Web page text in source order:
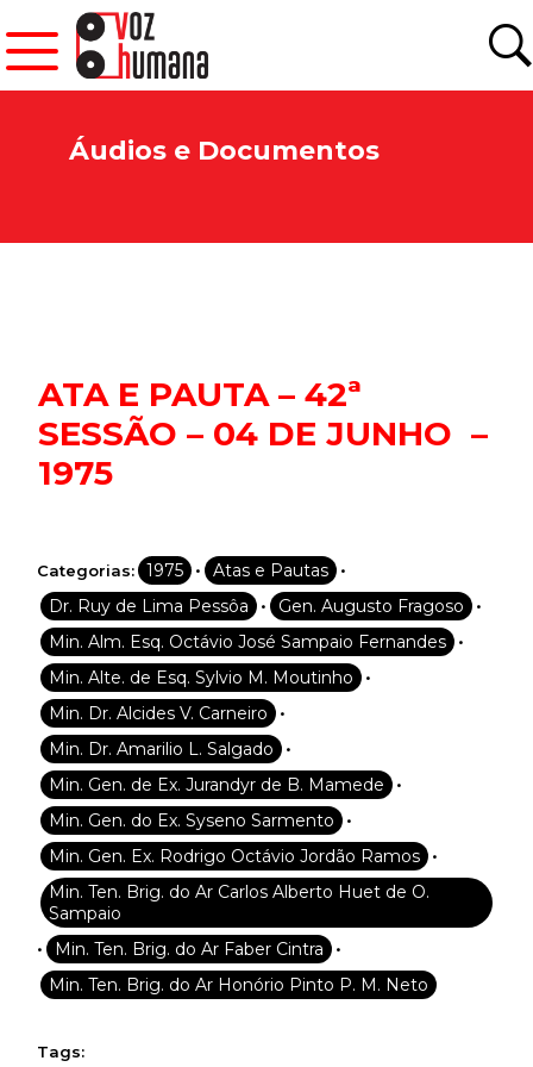
Áudios e Documentos
ATA E PAUTA – 42ª
SESSÃO – 04 DE JUNHO –
1975
Categorias: 1975 • Atas e Pautas •
Dr. Ruy de Lima Pessôa • Gen. Augusto Fragoso •
Min. Alm. Esq. Octávio José Sampaio Fernandes •
Min. Alte. de Esq. Sylvio M. Moutinho •
Min. Dr. Alcides V. Carneiro •
Min. Dr. Amarilio L. Salgado •
Min. Gen. de Ex. Jurandyr de B. Mamede •
Min. Gen. do Ex. Syseno Sarmento •
Min. Gen. Ex. Rodrigo Octávio Jordão Ramos •
Min. Ten. Brig. do Ar Carlos Alberto Huet de O.
Sampaio
• Min. Ten. Brig. do Ar Faber Cintra •
Min. Ten. Brig. do Ar Honório Pinto P. M. Neto
Tags: